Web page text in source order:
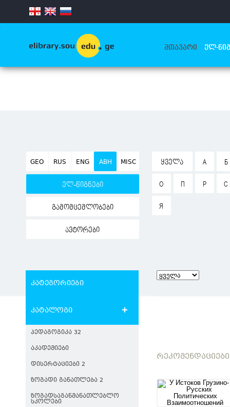
.
ᲛᲗᲐᲕᲐᲠᲘ ᲔᲚ-
GEO RUS ENG ABH MISC
ელ-წიგნები
გამომცემლობები
ავტორები
ᲧᲕᲔᲚᲐ А Б
О П Р С
Я
კატეგორიები
კატალოგი
ᲞᲔᲓᲐᲒᲝᲒᲘᲙᲐ 32
ᲐᲙᲐᲓᲔᲛᲘᲔᲑᲘ
ᲓᲘᲡᲔᲠᲢᲐᲪᲘᲔᲑᲘ 2
ᲖᲝᲒᲐᲓᲘ ᲒᲐᲜᲐᲗᲚᲔᲑᲐ 2
ᲖᲝᲒᲐᲓᲡᲐᲒᲐᲜᲛᲐᲜᲐᲗᲚᲔᲑᲚᲝ
ᲡᲙᲝᲚᲔᲑᲘ
ᲠᲔᲙᲝᲛᲔᲜᲓᲐᲪᲘᲔᲑᲘ